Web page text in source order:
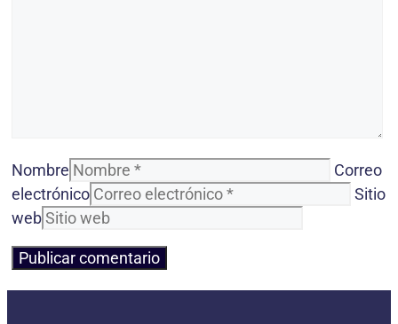
Nombre
Correo
electrónico
Sitio
web